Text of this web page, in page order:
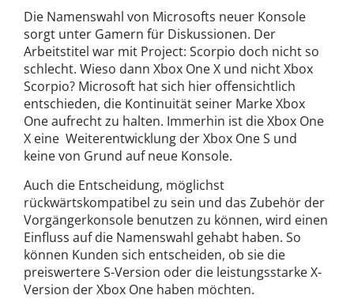
Die Namenswahl von Microsofts neuer Konsole
sorgt unter Gamern für Diskussionen. Der
Arbeitstitel war mit Project: Scorpio doch nicht so
schlecht. Wieso dann Xbox One X und nicht Xbox
Scorpio? Microsoft hat sich hier offensichtlich
entschieden, die Kontinuität seiner Marke Xbox
One aufrecht zu halten. Immerhin ist die Xbox One
X eine Weiterentwicklung der Xbox One S und
keine von Grund auf neue Konsole.
Auch die Entscheidung, möglichst
rückwärtskompatibel zu sein und das Zubehör der
Vorgängerkonsole benutzen zu können, wird einen
Einfluss auf die Namenswahl gehabt haben. So
können Kunden sich entscheiden, ob sie die
preiswertere S-Version oder die leistungsstarke X-
Version der Xbox One haben möchten.